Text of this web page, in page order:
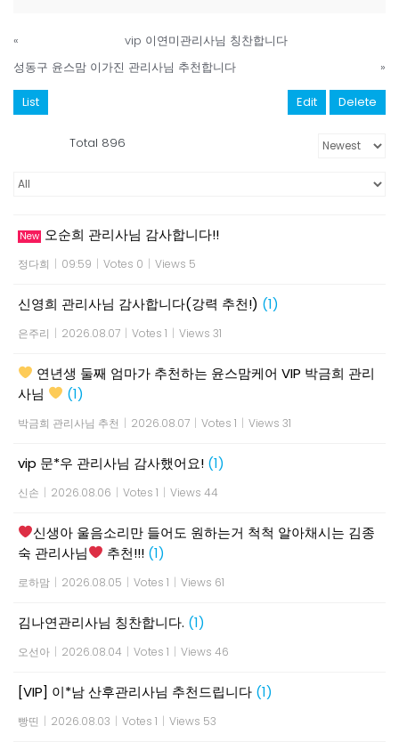
«
vip 이연미관리사님 칭찬합니다
성동구 윤스맘 이가진 관리사님 추천합니다
»
List Edit Delete
Total 896
New 오순희 관리사님 감사합니다!!
정다희 | 09:59 | Votes 0 | Views 5
신영희 관리사님 감사합니다(강력 추천!) (1)
은주리 | 2026.08.07 | Votes 1 | Views 31
연년생 둘째 엄마가 추천하는 윤스맘케어 VIP 박금희 관리
사님
(1)
박금희 관리사님 추천 | 2026.08.07 | Votes 1 | Views 31
vip 문*우 관리사님 감사했어요! (1)
신손 | 2026.08.06 | Votes 1 | Views 44
신생아 울음소리만 들어도 원하는거 척척 알아채시는 김종
숙 관리사님
추천!!! (1)
로하맘 | 2026.08.05 | Votes 1 | Views 61
김나연관리사님 칭찬합니다. (1)
오선아 | 2026.08.04 | Votes 1 | Views 46
[VIP] 이*남 산후관리사님 추천드립니다 (1)
빵띤 | 2026.08.03 | Votes 1 | Views 53